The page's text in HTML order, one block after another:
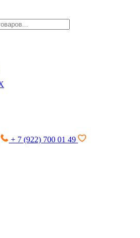
+ 7 (922) 700 01 49